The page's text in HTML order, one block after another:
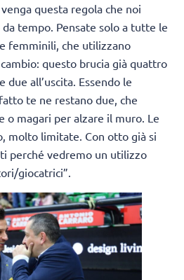
questa regola che noi
tempo. Pensate solo a tutte le
femminili, che utilizzano
questo brucia già quattro
due all’uscita. Essendo le
te ne restano due, che
o magari per alzare il muro. Le
molto limitate. Con otto già si
perché vedremo un utilizzo
giocatrici”.